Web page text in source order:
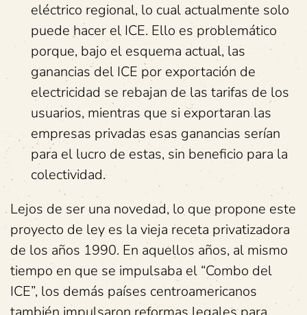
eléctrico regional, lo cual actualmente solo
puede hacer el ICE. Ello es problemático
porque, bajo el esquema actual, las
ganancias del ICE por exportación de
electricidad se rebajan de las tarifas de los
usuarios, mientras que si exportaran las
empresas privadas esas ganancias serían
para el lucro de estas, sin beneficio para la
colectividad.
Lejos de ser una novedad, lo que propone este
proyecto de ley es la vieja receta privatizadora
de los años 1990. En aquellos años, al mismo
tiempo en que se impulsaba el “Combo del
ICE”, los demás países centroamericanos